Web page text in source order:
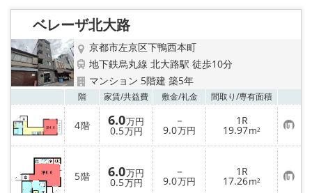
り
ベレーザ北大路
京都市左京区下鴨西本町
地下鉄烏丸線 北大路駅 徒歩10分
マンション 5階建 築5年
階 家賃/共益費 敷金/礼金 間取り/専有面積
4階 6.0万円
0.5万円
－
9.0万円
1R
19.97m² お
気
に
入
り
登
録
5階 6.0万円
0.5万円
－
9.0万円
1R
17.26m² お
気